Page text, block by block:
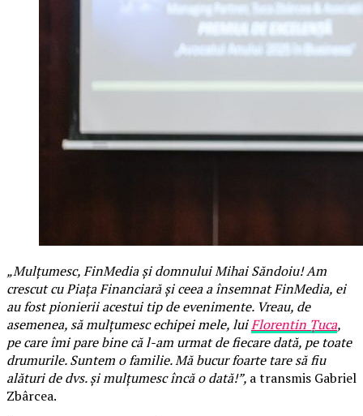
„Mulțumesc, FinMedia și domnului Mihai Săndoiu! Am
crescut cu Piața Financiară și ceea a însemnat FinMedia, ei
au fost pionierii acestui tip de evenimente. Vreau, de
asemenea, să mulțumesc echipei mele, luiFlorentin Țuca,
pe care îmi pare bine că l-am urmat de fiecare dată, pe toate
drumurile. Suntem o familie. Mă bucur foarte tare să fiu
alături de dvs. și mulțumesc încă o dată!”, a transmis Gabriel
Zbârcea.